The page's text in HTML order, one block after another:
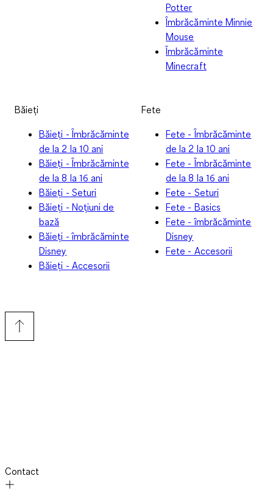
Potter
Îmbrăcăminte Minnie
Mouse
Îmbrăcăminte
Minecraft
Băieți
Băieți - Îmbrăcăminte
de la 2 la 10 ani
Băieți - Îmbrăcăminte
de la 8 la 16 ani
Băieți - Seturi
Băieți - Noțiuni de
bază
Băieți - îmbrăcăminte
Disney
Băieți - Accesorii
Fete
Fete - Îmbrăcăminte
de la 2 la 10 ani
Fete - Îmbrăcăminte
de la 8 la 16 ani
Fete - Seturi
Fete - Basics
Fete - îmbrăcăminte
Disney
Fete - Accesorii
Contact